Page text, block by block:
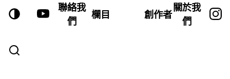
聯絡我
們
欄目 創作者
關於我
們